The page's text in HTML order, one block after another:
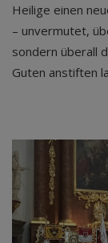
Heilige einen
– unvermutet,
sondern überall
Guten anstiften